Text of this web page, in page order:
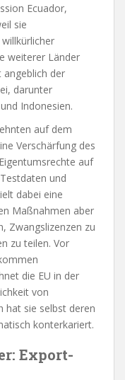
Ecuador,
sie
weiterer Länder
der
darunter
Indonesien.
auf dem
Verschärfung des
auf
und
dabei eine
Maßnahmen aber
Zwangslizenzen zu
zu teilen. Vor
die EU in der
von
hat sie selbst deren
konterkariert.
Export-